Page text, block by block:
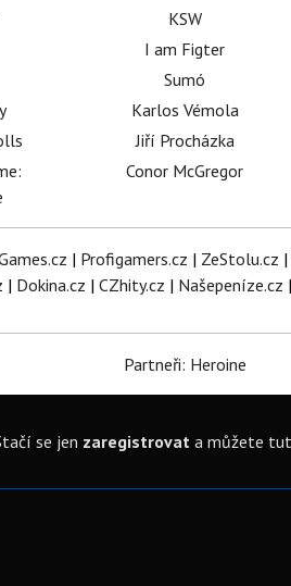
KSW
I am Figter
Sumó
Karlos Vémola
Jiří Procházka
Conor McGregor
| Profigamers.cz | ZeStolu.cz |
| Dokina.cz | CZhity.cz | Našepeníze.cz |
Partneři: Heroine
se jen zaregistrovata můžete